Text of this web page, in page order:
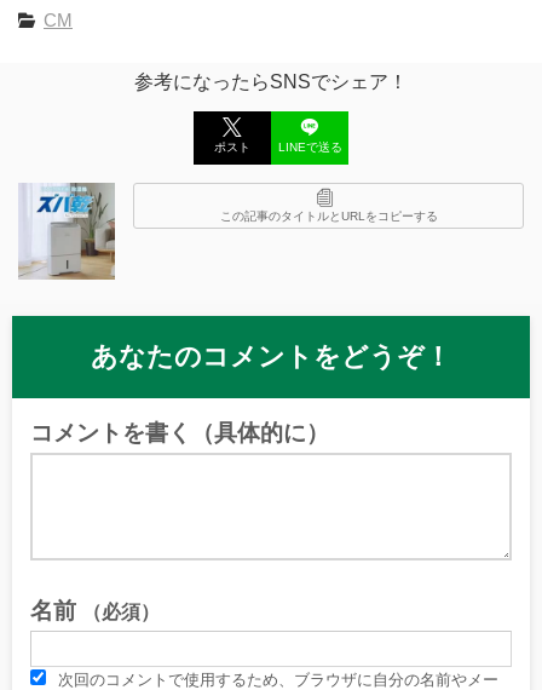
CM
参考になったらSNSでシェア！
ポスト LINEで送る
この記事のタイトルとURLをコピーする
あなたのコメントをどうぞ！
コメントを書く（具体的に）
名前 （必須）
次回のコメントで使用するため、ブラウザに自分の名前やメー